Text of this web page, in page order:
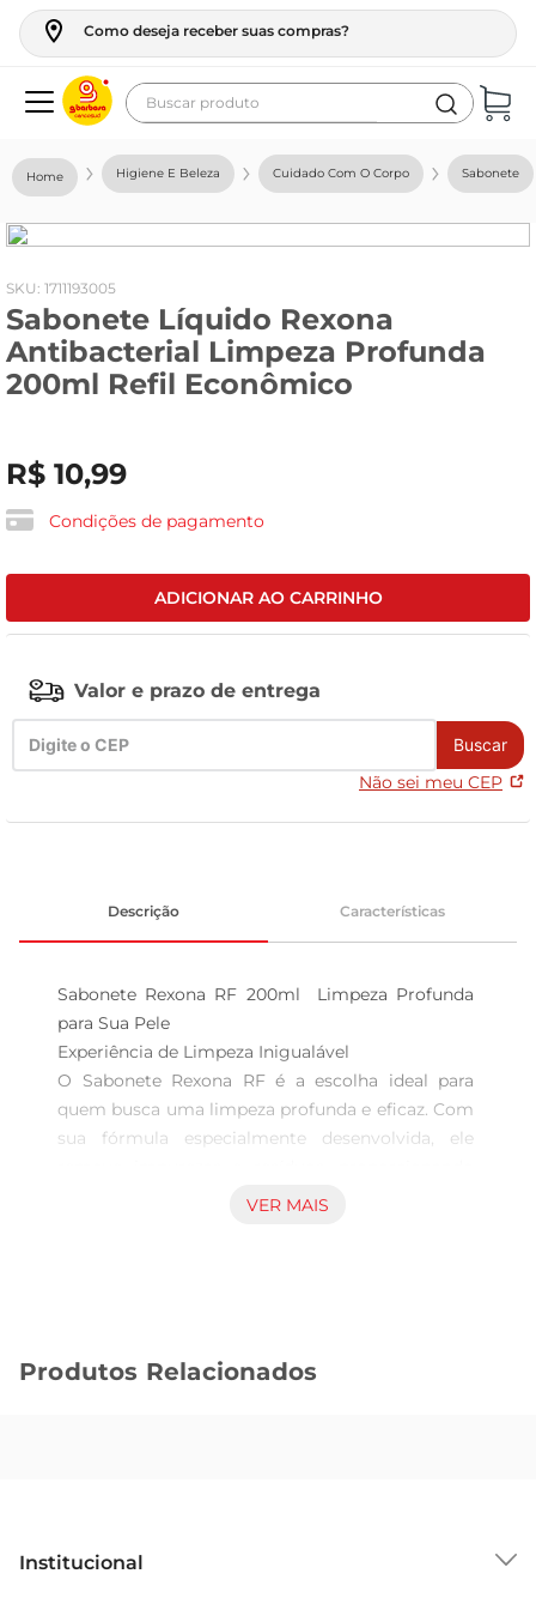
Como deseja receber suas compras?
Buscar produto
Higiene E Beleza Cuidado Com O Corpo Sabonete
: 1711193005
Sabonete Líquido Rexona
Antibacterial Limpeza Profunda
200ml Refil Econômico
R$ 10,99
Condições de pagamento
ADICIONAR AO CARRINHO
Valor e prazo de entrega
Buscar
Não sei meu CEP
Descrição Características
Sabonete Rexona RF 200ml  Limpeza Profunda
para Sua Pele
Experiência de Limpeza Inigualável
O Sabonete Rexona RF é a escolha ideal para
quem busca uma limpeza profunda e eficaz. Com
sua fórmula especialmente desenvolvida, ele
uma sensação de frescor e leveza à pele. Ideal
de ingredientes que garantem uma limpeza
mais sensíveis.
VER MAIS
Produtos Relacionados
Institucional
geladeira
fogao
café
cerveja
leite
tv
leite pó